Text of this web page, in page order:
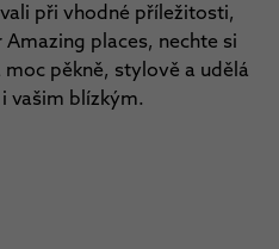
při vhodné příležitosti,
places, nechte si
pěkně, stylově a udělá
vašim blízkým.